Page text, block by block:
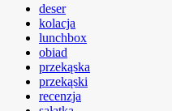
deser
kolacja
lunchbox
obiad
przekąska
przekąski
recenzja